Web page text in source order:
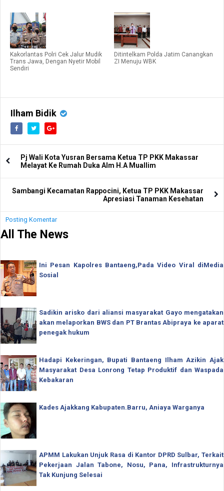
Kakorlantas Polri Cek Jalur Mudik
Trans Jawa, Dengan Nyetir Mobil
Sendiri
Ditintelkam Polda Jatim Canangkan
ZI Menuju WBK
Ilham Bidik
Pj Wali Kota Yusran Bersama Ketua TP PKK Makassar
Melayat Ke Rumah Duka Alm H.A Muallim
Sambangi Kecamatan Rappocini, Ketua TP PKK Makassar
Apresiasi Tanaman Kesehatan
Posting Komentar
All The News
Ini Pesan Kapolres Bantaeng,Pada Video Viral diMedia
Sosial
Sadikin arisko dari aliansi masyarakat Gayo mengatakan
akan melaporkan BWS dan PT Brantas Abipraya ke aparat
penegak hukum
Hadapi Kekeringan, Bupati Bantaeng Ilham Azikin Ajak
Masyarakat Desa Lonrong Tetap Produktif dan Waspada
Kebakaran
Kades Ajakkang Kabupaten.Barru, Aniaya Warganya
APMM Lakukan Unjuk Rasa di Kantor DPRD Sulbar, Terkait
Pekerjaan Jalan Tabone, Nosu, Pana, Infrastrukturnya
Tak Kunjung Selesai